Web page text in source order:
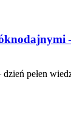
pełen